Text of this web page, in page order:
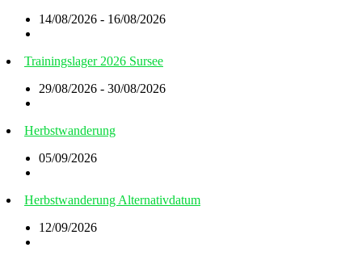
14/08/2026 - 16/08/2026
Trainingslager 2026 Sursee
29/08/2026 - 30/08/2026
Herbstwanderung
05/09/2026
Herbstwanderung Alternativdatum
12/09/2026